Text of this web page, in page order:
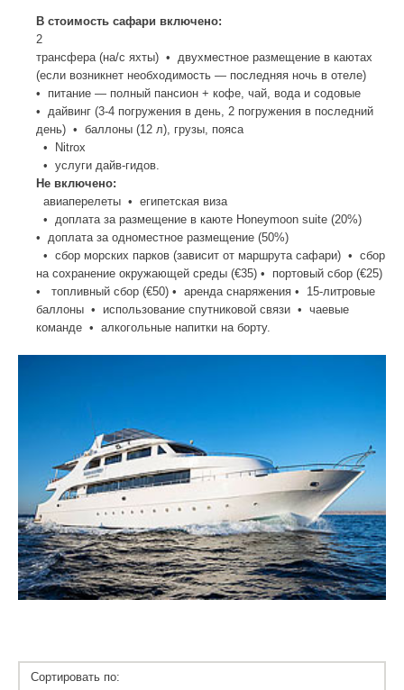
В стоимость сафари включено:
2
трансфера (на/с яхты) • двухместное размещение в каютах
(если возникнет необходимость — последняя ночь в отеле)
• питание — полный пансион + кофе, чай, вода и содовые
• дайвинг (3-4 погружения в день, 2 погружения в последний
день) • баллоны (12 л), грузы, пояса
• Nitrox
• услуги дайв-гидов.
Не включено:
авиаперелеты • египетская виза
• доплата за размещение в каюте Honeymoon suite (20%)
• доплата за одноместное размещение (50%)
• сбор морских парков (зависит от маршрута сафари) • сбор
на сохранение окружающей среды (€35) • портовый сбор (€25)
• топливный сбор (€50) • аренда снаряжения • 15-литровые
баллоны • использование спутниковой связи • чаевые
команде • алкогольные напитки на борту.
Сортировать по: